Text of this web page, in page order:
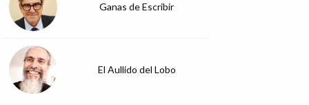
Ganas de Escribir
El Aullido del Lobo